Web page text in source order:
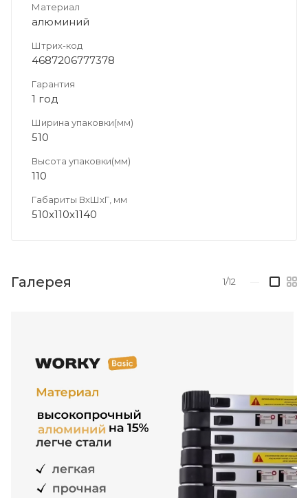
Материал
алюминий
Штрих-код
4687206777378
Гарантия
1 год
Ширина упаковки(мм)
510
Высота упаковки(мм)
110
Габариты ВхШхГ, мм
510х110х1140
Галерея 1/12